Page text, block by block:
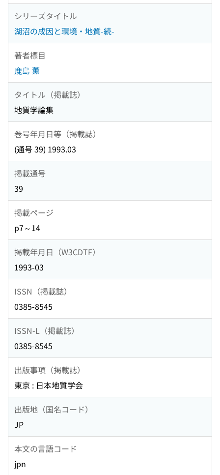
シリーズタイトル
湖沼の成因と環境・地質-続-
著者標目
鹿島 薫
タイトル（掲載誌）
地質学論集
巻号年月日等（掲載誌）
(通号 39) 1993.03
掲載通号
39
掲載ページ
p7～14
掲載年月日（W3CDTF）
1993-03
ISSN（掲載誌）
0385-8545
ISSN-L（掲載誌）
0385-8545
出版事項（掲載誌）
東京 : 日本地質学会
出版地（国名コード）
JP
本文の言語コード
jpn